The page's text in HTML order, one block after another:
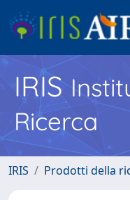
IRIS
Ricerca
IRIS Prodotti della